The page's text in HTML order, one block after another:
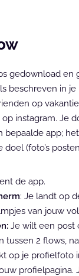
gedownload en
beschreven in je
op
op instagram. Je
bepaalde app;
(foto’s
de app.
: Je landt op
van jouw
Je wilt een post
tussen 2 flows,
op je profielfoto
profielpagina.